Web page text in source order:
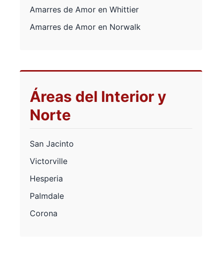
Amarres de Amor en Whittier
Amarres de Amor en Norwalk
Áreas del Interior y
Norte
San Jacinto
Victorville
Hesperia
Palmdale
Corona